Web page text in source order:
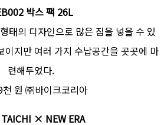
박스 팩 26L
태의 디자인으로 많은 짐을 넣을 수 있
이지만 여러 가지 수납공간을 곳곳에 마
련해두었다.
원 ㈜바이크코리아
× NEW ERA